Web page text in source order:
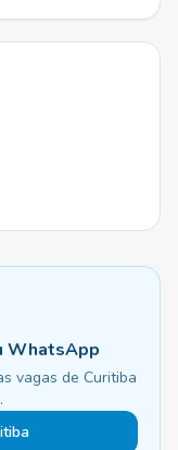
WhatsApp
vagas de Curitiba